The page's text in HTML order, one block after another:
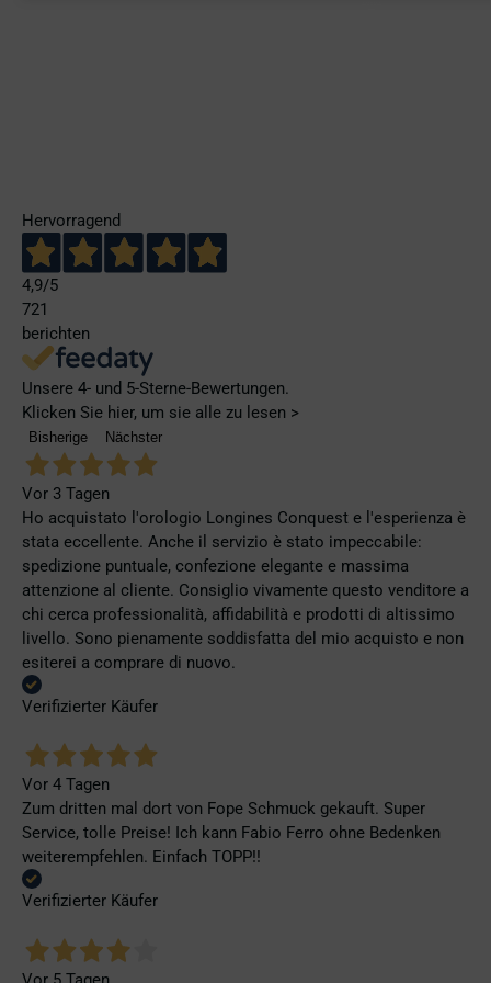
Hervorragend
4,9/5
721
berichten
Unsere 4- und 5-Sterne-Bewertungen.
Klicken Sie hier, um sie alle zu lesen >
Bisherige Nächster
Vor 3 Tagen
Ho acquistato l'orologio Longines Conquest e l'esperienza è
stata eccellente. Anche il servizio è stato impeccabile:
spedizione puntuale, confezione elegante e massima
attenzione al cliente. Consiglio vivamente questo venditore a
chi cerca professionalità, affidabilità e prodotti di altissimo
livello. Sono pienamente soddisfatta del mio acquisto e non
esiterei a comprare di nuovo.
Verifizierter Käufer
Vor 4 Tagen
Zum dritten mal dort von Fope Schmuck gekauft. Super
Service, tolle Preise! Ich kann Fabio Ferro ohne Bedenken
weiterempfehlen. Einfach TOPP!!
Verifizierter Käufer